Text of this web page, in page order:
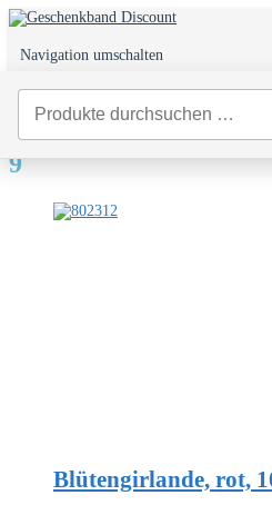
Navigation umschalten
9
Blütengirlande, rot,